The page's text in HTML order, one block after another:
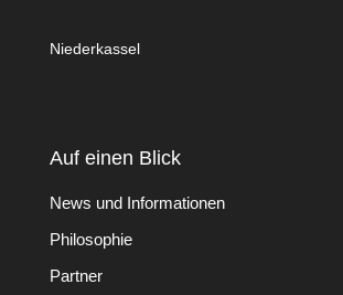
Niederkassel
Auf einen Blick
News und Informationen
Philosophie
Partner